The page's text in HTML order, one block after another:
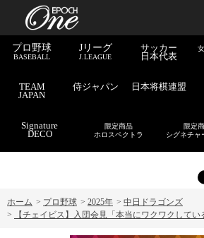
プロ野球
BASEBALL
Jリーグ
J.LEAGUE
サッカー
日本代表
TEAM
JAPAN
侍ジャパン 日本将棋連盟
Signature
DECO
限定商品
ホロスペクトラ
限定
シグネチャ
ホーム > プロ野球 > 2025年 > 中日ドラゴンズ
>
【チェイビス】入団会見「本当にワクワクしてい